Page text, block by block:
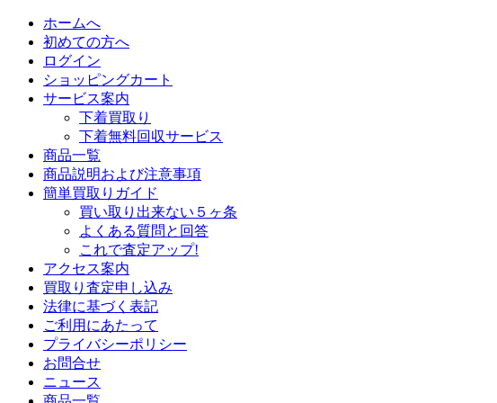
ホームへ
初めての方へ
ログイン
ショッピングカート
サービス案内
下着買取り
下着無料回収サービス
商品一覧
商品説明および注意事項
簡単買取りガイド
買い取り出来ない５ヶ条
よくある質問と回答
これで査定アップ!
アクセス案内
買取り査定申し込み
法律に基づく表記
ご利用にあたって
プライバシーポリシー
お問合せ
ニュース